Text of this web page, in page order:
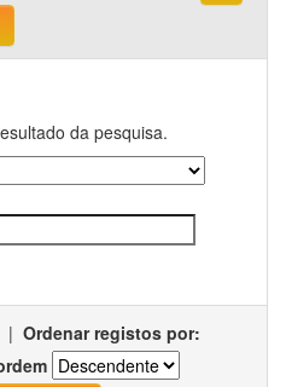
da pesquisa.
| Ordenar registos por: